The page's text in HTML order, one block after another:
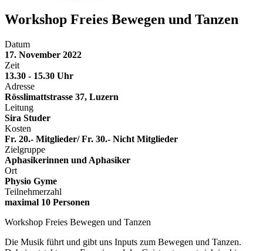
Workshop Freies Bewegen und Tanzen
Datum
17. November 2022
Zeit
13.30 - 15.30 Uhr
Adresse
Rösslimattstrasse 37, Luzern
Leitung
Sira Studer
Kosten
Fr. 20.- Mitglieder/ Fr. 30.- Nicht Mitglieder
Zielgruppe
Aphasikerinnen und Aphasiker
Ort
Physio Gyme
Teilnehmerzahl
maximal 10 Personen
Workshop Freies Bewegen und Tanzen
Die Musik führt und gibt uns Inputs zum Bewegen und Tanzen.